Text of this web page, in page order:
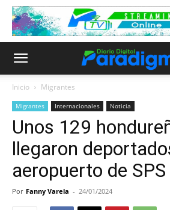
Inicio Migrantes
Migrantes Internacionales Noticia
Unos 129
llegaron
aeropuerto de SPS
Por Fanny Varela - 24/01/2024